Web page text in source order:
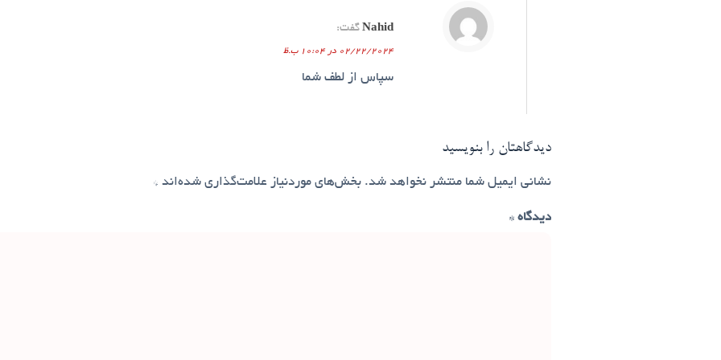
Nahid گفت:
02/22/2024 در 10:04 ب.ظ
سپاس از لطف شما
دیدگاهتان را بنویسید
نشانی ایمیل شما منتشر نخواهد شد. بخش‌های موردنیاز علامت‌گذاری شده‌اند *
دیدگاه *